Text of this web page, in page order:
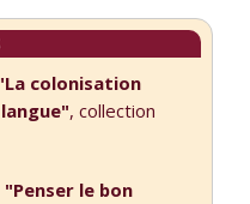
colonisation
, collection
"Penser le bon